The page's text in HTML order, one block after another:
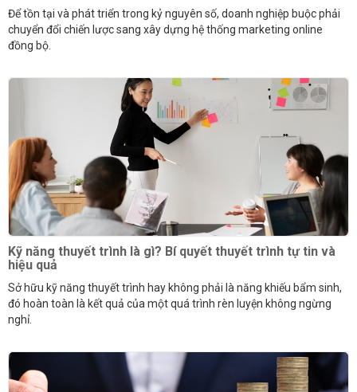
Để tồn tại và phát triển trong kỷ nguyên số, doanh nghiệp buộc phải
chuyển đổi chiến lược sang xây dựng hệ thống marketing online
đồng bộ.
Kỹ năng thuyết trình là gì? Bí quyết thuyết trình tự tin và
hiệu quả
Sở hữu kỹ năng thuyết trình hay không phải là năng khiếu bẩm sinh,
đó hoàn toàn là kết quả của một quá trình rèn luyện không ngừng
nghỉ.